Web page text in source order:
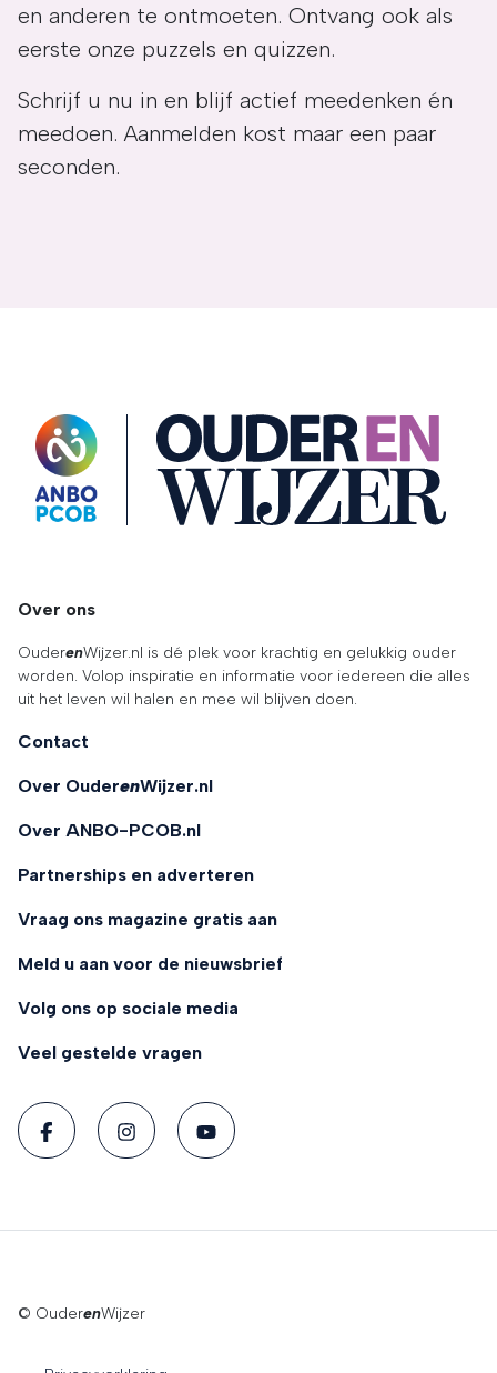
en anderen te ontmoeten. Ontvang ook als
eerste onze puzzels en quizzen.
Schrijf u nu in en blijf actief meedenken én
meedoen. Aanmelden kost maar een paar
seconden.
OuderENwijzer
Over ons
OuderenWijzer.nl is dé plek voor krachtig en gelukkig ouder
worden. Volop inspiratie en informatie voor iedereen die alles
uit het leven wil halen en mee wil blijven doen.
Contact
Over OuderenWijzer.nl
Over ANBO-PCOB.nl
Partnerships en adverteren
Vraag ons magazine gratis aan
Meld u aan voor de nieuwsbrief
Volg ons op sociale media
Veel gestelde vragen
© OuderenWijzer